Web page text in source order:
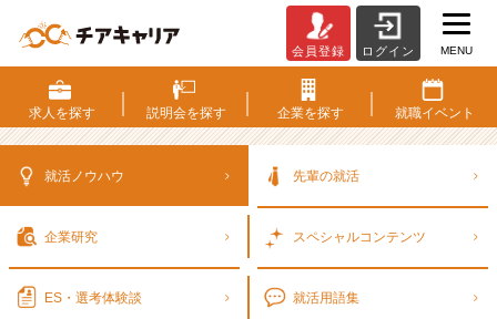
考
日
程
が
会員登録 ログイン MENU
求人を探す 説明会を探す 企業を探す 就職イベント
就活ノウハウ 先輩の就活
企業研究 スペシャルコンテンツ
ES・選考体験談 就活用語集